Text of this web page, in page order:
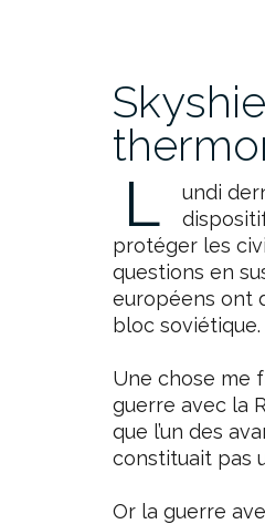
L
undi
protéger les
questions en
européens ont
bloc soviétique.
Une chose me
guerre avec la
que l’un des
constituait pas
Or la guerre